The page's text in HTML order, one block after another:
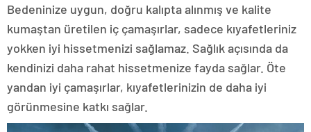
Bedeninize uygun, doğru kalıpta alınmış ve kalite
kumaştan üretilen iç çamaşırlar, sadece kıyafetleriniz
yokken iyi hissetmenizi sağlamaz. Sağlık açısında da
kendinizi daha rahat hissetmenize fayda sağlar. Öte
yandan iyi çamaşırlar, kıyafetlerinizin de daha iyi
görünmesine katkı sağlar.